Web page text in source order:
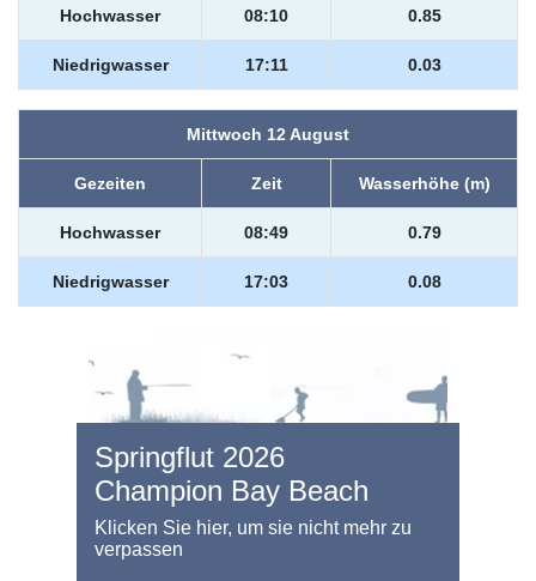
Hochwasser 08:10 0.85
Niedrigwasser 17:11 0.03
Mittwoch 12 August
Gezeiten Zeit Wasserhöhe (m)
Hochwasser 08:49 0.79
Niedrigwasser 17:03 0.08
Springflut 2026
Champion Bay Beach
Klicken Sie hier, um sie nicht mehr zu
verpassen